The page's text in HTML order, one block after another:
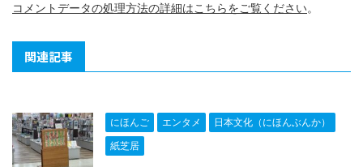
コメントデータの処理方法の詳細はこちらをご覧ください。
関連記事
にほんご エンタメ
日本文化（にほんぶんか）
紙芝居